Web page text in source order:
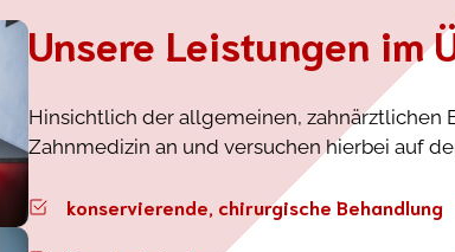
Unsere Leistungen im
Hinsichtlich der allgemeinen,
Zahnmedizin an und versuchen hierbei auf
konservierende, chirurgische Behandlung